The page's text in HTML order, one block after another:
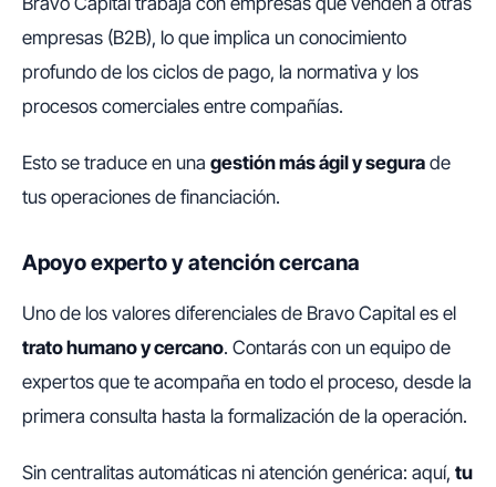
empresas (B2B), lo que implica un conocimiento
profundo de los ciclos de pago, la normativa y los
procesos comerciales entre compañías.
Esto se traduce en una gestión más ágil y segura de
tus operaciones de financiación.
Apoyo experto y atención cercana
Uno de los valores diferenciales de Bravo Capital es el
trato humano y cercano. Contarás con un equipo de
expertos que te acompaña en todo el proceso, desde la
primera consulta hasta la formalización de la operación.
Sin centralitas automáticas ni atención genérica: aquí, tu